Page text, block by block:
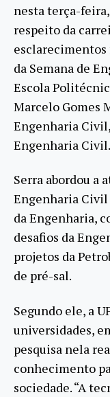
nesta terça-
respeito da
esclarecimentos
da Semana de
Escola
Marcelo Gomes
Engenharia
Engenharia Civil.
Serra abordou a
Engenharia Civil
da Engenharia,
desafios da
projetos da
de pré-sal.
Segundo ele, a
universidades,
pesquisa nela
conhecimento
sociedade. “A